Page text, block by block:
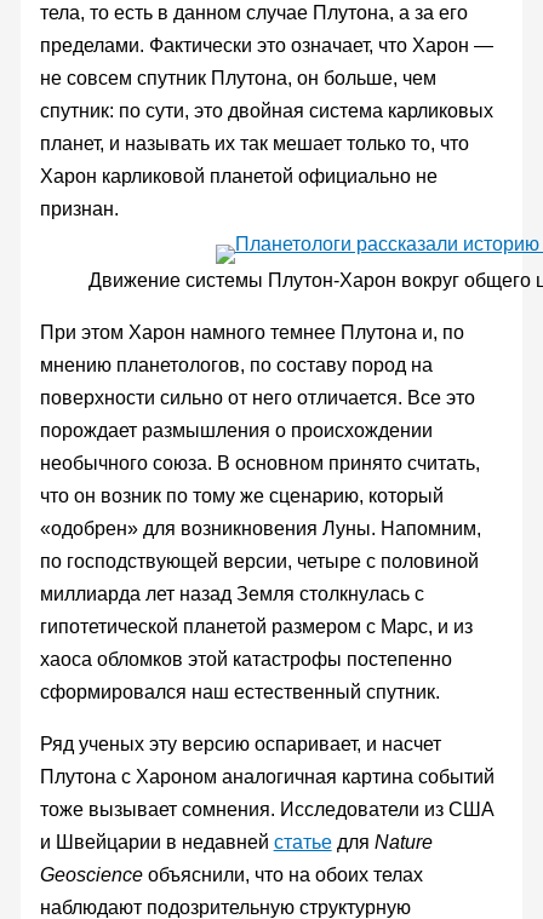
тела, то есть в данном случае Плутона, а за его
пределами. Фактически это означает, что Харон —
не совсем спутник Плутона, он больше, чем
спутник: по сути, это двойная система карликовых
планет, и называть их так мешает только то, что
Харон карликовой планетой официально не
признан.
Движение системы Плутон-Харон вокруг общего
При этом Харон намного темнее Плутона и, по
мнению планетологов, по составу пород на
поверхности сильно от него отличается. Все это
порождает размышления о происхождении
необычного союза. В основном принято считать,
что он возник по тому же сценарию, который
«одобрен» для возникновения Луны. Напомним,
по господствующей версии, четыре с половиной
миллиарда лет назад Земля столкнулась с
гипотетической планетой размером с Марс, и из
хаоса обломков этой катастрофы постепенно
сформировался наш естественный спутник.
Ряд ученых эту версию оспаривает, и насчет
Плутона с Хароном аналогичная картина событий
тоже вызывает сомнения. Исследователи из США
и Швейцарии в недавней статьедля Nature
Geoscienceобъяснили, что на обоих телах
наблюдают подозрительную структурную